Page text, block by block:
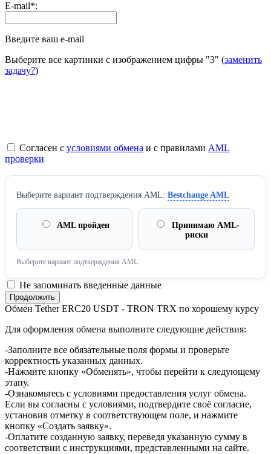
E-mail*:
Введите ваш e-mail
Выберите все картинки с изображением цифры "3" (заменить
задачу?)
Согласен с условиями обмена и с правилами AML
проверки
Выберите вариант подтверждения AML: Bestchange AML
AML пройден
Принимаю AML-
риски
Выберите вариант подтверждения AML.
Не запоминать введенные данные
Обмен Tether ERC20 USDT - TRON TRX по хорошему курсу
Для оформления обмена выполните следующие действия:
-Заполните все обязательные поля формы и проверьте
корректность указанных данных.
-Нажмите кнопку «Обменять», чтобы перейти к следующему
этапу.
-Ознакомьтесь с условиями предоставления услуг обмена.
Если вы согласны с условиями, подтвердите своё согласие,
установив отметку в соответствующем поле, и нажмите
кнопку «Создать заявку».
-Оплатите созданную заявку, переведя указанную сумму в
соответствии с инструкциями, представленными на сайте.